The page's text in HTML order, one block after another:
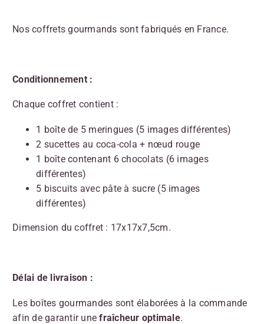
Nos coffrets gourmands sont fabriqués en France.
Conditionnement :
Chaque coffret contient :
1 boîte de 5 meringues (5 images différentes)
2 sucettes au coca-cola + nœud rouge
1 boîte contenant 6 chocolats (6 images
différentes)
5 biscuits avec pâte à sucre (5 images
différentes)
Dimension du coffret : 17x17x7,5cm.
Délai de livraison :
Les boîtes gourmandes sont élaborées à la commande
afin de garantir unefraîcheur optimale.